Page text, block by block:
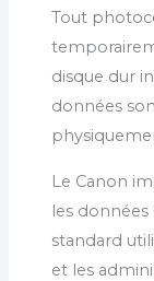
Tout
disque dur
données
Le Canon
les
standard
et les